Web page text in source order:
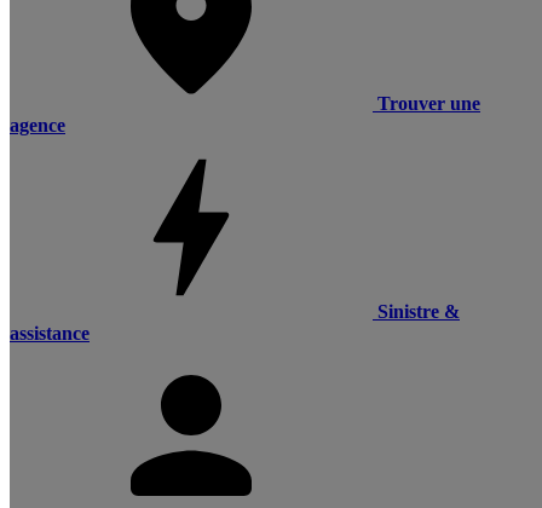
Trouver une
agence
Sinistre &
assistance